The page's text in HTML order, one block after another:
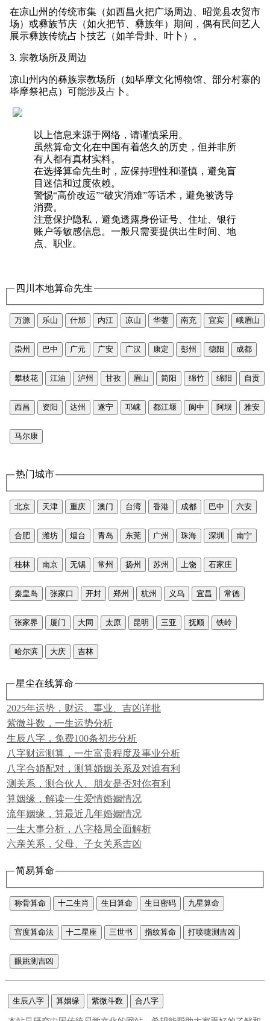
在凉山州的传统市集（如西昌火把广场周边、昭觉县农贸市
场）或彝族节庆（如火把节、彝族年）期间，偶有民间艺人
展示彝族传统占卜技艺（如羊骨卦、叶卜）。
3. 宗教场所及周边
凉山州内的彝族宗教场所（如毕摩文化博物馆、部分村寨的
毕摩祭祀点）可能涉及占卜。
以上信息来源于网络，请谨慎采用。
虽然算命文化在中国有着悠久的历史，但并非所
有人都有真材实料。
在选择算命先生时，应保持理性和谨慎，避免盲
目迷信和过度依赖。
警惕“高价改运”“破灾消难”等话术，避免被诱导
消费。
注意保护隐私，避免透露身份证号、住址、银行
账户等敏感信息。一般只需要提供出生时间、地
点、职业。
四川本地算命先生
万源 乐山 什邡 内江 凉山 华蓥 南充 宜宾 峨眉山
崇州 巴中 广元 广安 广汉 康定 彭州 德阳 成都
攀枝花 江油 泸州 甘孜 眉山 简阳 绵竹 绵阳 自贡
西昌 资阳 达州 遂宁 邛崃 都江堰 阆中 阿坝 雅安
马尔康
热门城市
北京 天津 重庆 澳门 台湾 香港 成都 巴中 六安
合肥 潍坊 烟台 青岛 东莞 广州 珠海 深圳 南宁
桂林 南京 无锡 常州 扬州 苏州 上饶 石家庄
秦皇岛 张家口 开封 郑州 杭州 义乌 宜昌 常德
张家界 厦门 大同 太原 昆明 三亚 抚顺 铁岭
哈尔滨 大庆 吉林
星尘在线算命
2025年运势，财运、事业、吉凶详批
紫微斗数，一生运势分析
生辰八字，免费100条初步分析
八字财运测算，一生富贵程度及事业分析
八字合婚配对，测算婚姻关系及对谁有利
测关系，测合伙人、朋友是否对你有利
算姻缘，解读一生爱情婚姻情况
流年姻缘，算最近几年婚姻情况
一生大事分析，八字格局全面解析
六亲关系，父母、子女关系吉凶
简易算命
称骨算命 十二生肖 生日算命 生日密码 九星算命
宫度算命法 十二星座 三世书 指纹算命 打喷嚏测吉凶
眼跳测吉凶
生辰八字 算姻缘 紫微斗数 合八字